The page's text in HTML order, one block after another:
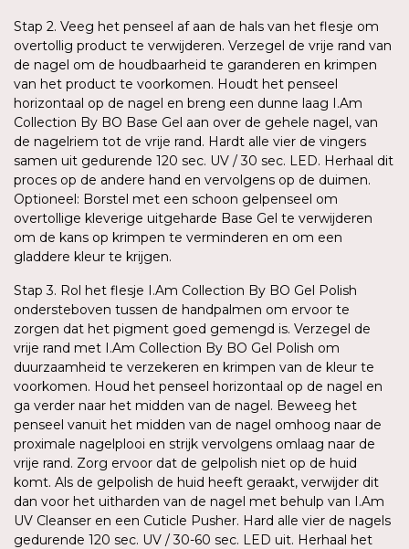
Stap 2. Veeg het penseel af aan de hals van het flesje om
overtollig product te verwijderen. Verzegel de vrije rand van
de nagel om de houdbaarheid te garanderen en krimpen
van het product te voorkomen. Houdt het penseel
horizontaal op de nagel en breng een dunne laag I.Am
Collection By BO Base Gel aan over de gehele nagel, van
de nagelriem tot de vrije rand. Hardt alle vier de vingers
samen uit gedurende 120 sec. UV / 30 sec. LED. Herhaal dit
proces op de andere hand en vervolgens op de duimen.
Optioneel: Borstel met een schoon gelpenseel om
overtollige kleverige uitgeharde Base Gel te verwijderen
om de kans op krimpen te verminderen en om een
gladdere kleur te krijgen.
Stap 3. Rol het flesje I.Am Collection By BO Gel Polish
ondersteboven tussen de handpalmen om ervoor te
zorgen dat het pigment goed gemengd is. Verzegel de
vrije rand met I.Am Collection By BO Gel Polish om
duurzaamheid te verzekeren en krimpen van de kleur te
voorkomen. Houd het penseel horizontaal op de nagel en
ga verder naar het midden van de nagel. Beweeg het
penseel vanuit het midden van de nagel omhoog naar de
proximale nagelplooi en strijk vervolgens omlaag naar de
vrije rand. Zorg ervoor dat de gelpolish niet op de huid
komt. Als de gelpolish de huid heeft geraakt, verwijder dit
dan voor het uitharden van de nagel met behulp van I.Am
UV Cleanser en een Cuticle Pusher. Hard alle vier de nagels
gedurende 120 sec. UV / 30-60 sec. LED uit. Herhaal het